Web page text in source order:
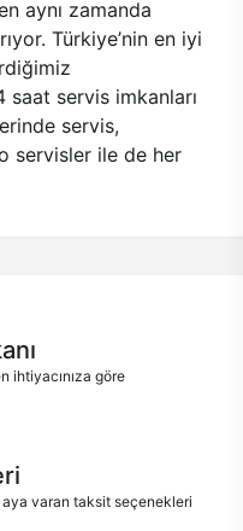
aynı zamanda
Türkiye’nin en iyi
servis imkanları
servis,
servisler ile de her
ihtiyacınıza göre
aya varan taksit seçenekleri